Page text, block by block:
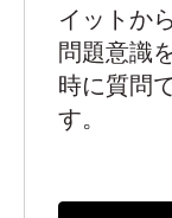
イットか
問題意識
時に質問
す。